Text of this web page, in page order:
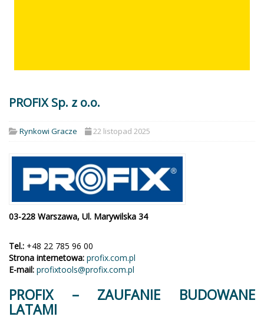
PROFIX Sp. z o.o.
Rynkowi Gracze 22 listopad 2025
03-228 Warszawa, Ul. Marywilska 34
Tel.: +48 22 785 96 00
Strona internetowa: profix.com.pl
E-mail: profixtools@profix.com.pl
PROFIX – ZAUFANIE BUDOWANE
LATAMI